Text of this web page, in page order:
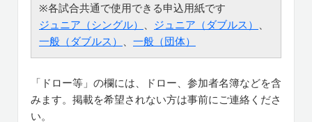
※各試合共通で使用できる申込用紙です
ジュニア（シングル）
ジュニア（ダブルス）
一般（ダブルス）
一般（団体）
「ドロー等」の欄には、ドロー、参加者名簿などを含
みます。掲載を希望されない方は事前にご連絡くださ
い。